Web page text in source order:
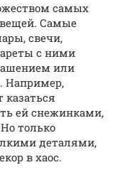
самых
Самые
свечи,
с ними
или
Например,
ей снежинками,
только
деталями,
в хаос.